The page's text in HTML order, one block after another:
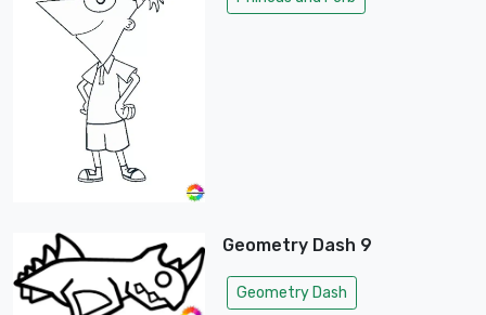
Geometry Dash 9
Geometry Dash